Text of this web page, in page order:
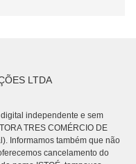
LTDA
independente e sem
TRES COMÉRCIO DE
Informamos também que não
cancelamento do